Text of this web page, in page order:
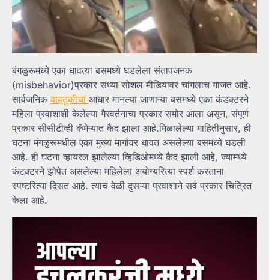
बंगळुरूमध्ये एका धावत्या बसमध्ये घडलेला संतापजनक
(misbehavior)प्रकार सध्या सोशल मीडियावर चांगलाच गाजत आहे.
सार्वजनिकवाहतुकीचा आधार मानल्या जाणाऱ्या बसमध्ये एका कंडक्टरने
महिला प्रवाशाशी केलेल्या गैरवर्तनाचा प्रकार समोर आला असून, संपूर्ण
प्रकार सीसीटीव्ही कॅमेऱ्यात कैद झाला आहे.मिळालेल्या माहितीनुसार, ही
घटना मंगळुरूमधील एका मुख्य मार्गावर धावत असलेल्या बसमध्ये घडली
आहे. ही घटना व्हायरल झालेल्या व्हिडिओमध्ये कैद झाली आहे, ज्यामध्ये
कंटक्टरने झोपेत असलेल्या महिलेला अयोग्यरित्या स्पर्श करताना
स्पष्टरित्या दिसत आहे. त्याच वेळी दुसऱ्या प्रवाशाने सर्व प्रकार चित्रित
केला आहे.